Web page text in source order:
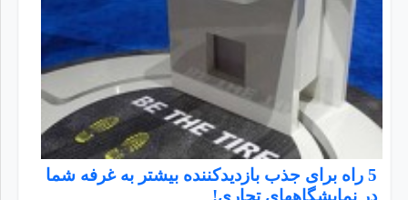
5 راه برای جذب بازدیدکننده بیشتر به غرفه شما
در نمایشگاههای تجاری!